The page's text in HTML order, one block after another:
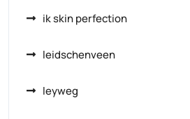
ik skin perfection
leidschenveen
leyweg